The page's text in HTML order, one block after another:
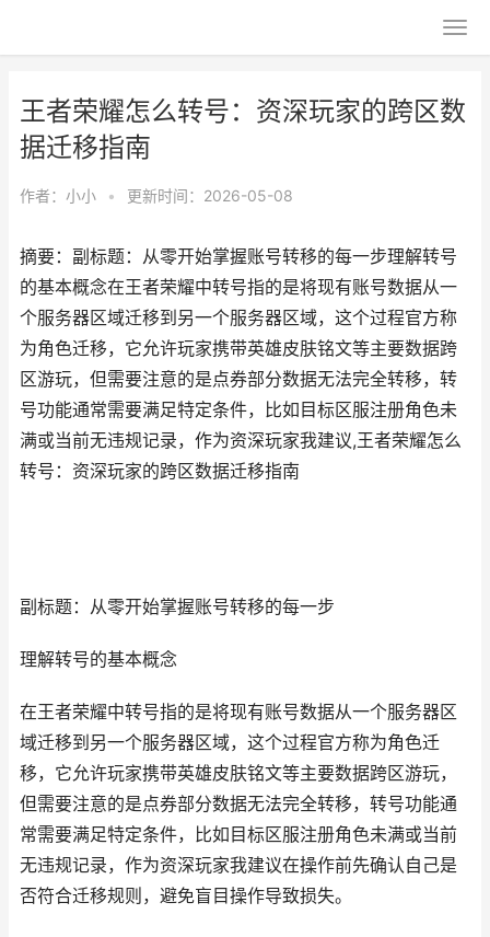
王者荣耀怎么转号：资深玩家的跨区数
据迁移指南
作者： 小小 • 更新时间：2026-05-08
摘要：副标题：从零开始掌握账号转移的每一步理解转号
的基本概念在王者荣耀中转号指的是将现有账号数据从一
个服务器区域迁移到另一个服务器区域，这个过程官方称
为角色迁移，它允许玩家携带英雄皮肤铭文等主要数据跨
区游玩，但需要注意的是点券部分数据无法完全转移，转
号功能通常需要满足特定条件，比如目标区服注册角色未
满或当前无违规记录，作为资深玩家我建议,王者荣耀怎么
转号：资深玩家的跨区数据迁移指南
副标题：从零开始掌握账号转移的每一步
理解转号的基本概念
在王者荣耀中转号指的是将现有账号数据从一个服务器区
域迁移到另一个服务器区域，这个过程官方称为角色迁
移，它允许玩家携带英雄皮肤铭文等主要数据跨区游玩，
但需要注意的是点券部分数据无法完全转移，转号功能通
常需要满足特定条件，比如目标区服注册角色未满或当前
无违规记录，作为资深玩家我建议在操作前先确认自己是
否符合迁移规则，避免盲目操作导致损失。